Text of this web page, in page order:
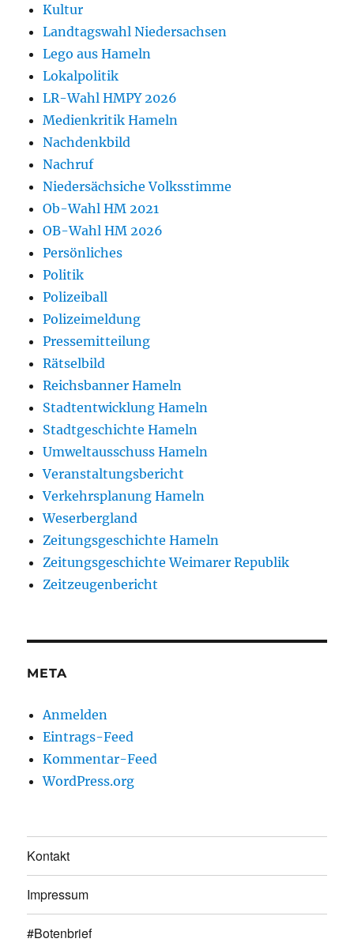
Kultur
Landtagswahl Niedersachsen
Lego aus Hameln
Lokalpolitik
LR-Wahl HMPY 2026
Medienkritik Hameln
Nachdenkbild
Nachruf
Niedersächsiche Volksstimme
Ob-Wahl HM 2021
OB-Wahl HM 2026
Persönliches
Politik
Polizeiball
Polizeimeldung
Pressemitteilung
Rätselbild
Reichsbanner Hameln
Stadtentwicklung Hameln
Stadtgeschichte Hameln
Umweltausschuss Hameln
Veranstaltungsbericht
Verkehrsplanung Hameln
Weserbergland
Zeitungsgeschichte Hameln
Zeitungsgeschichte Weimarer Republik
Zeitzeugenbericht
META
Anmelden
Eintrags-Feed
Kommentar-Feed
WordPress.org
Kontakt
Impressum
#Botenbrief